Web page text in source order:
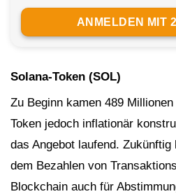
ANMELDEN MIT
Solana-Token (SOL)
Zu Beginn kamen 489
Token jedoch inflationär
das Angebot laufend. Zukünftig
dem Bezahlen von
Blockchain auch für